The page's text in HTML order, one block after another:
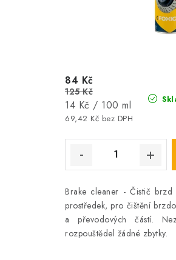
69,42 Kč bez DPH
84 Kč
125 Kč
Měrná
cena:
14 Kč / 100 ml
Brake cleaner - Čistič
prostředek, pro čištění
a převodových částí.
rozpouštědel žádné zbytky.